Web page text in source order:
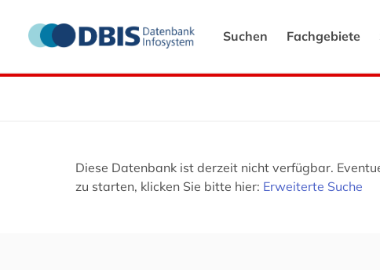
Suchen Fachgebiete
Diese Datenbank ist derzeit nicht verfügbar.
zu starten, klicken Sie bitte hier: Erweiterte Suche